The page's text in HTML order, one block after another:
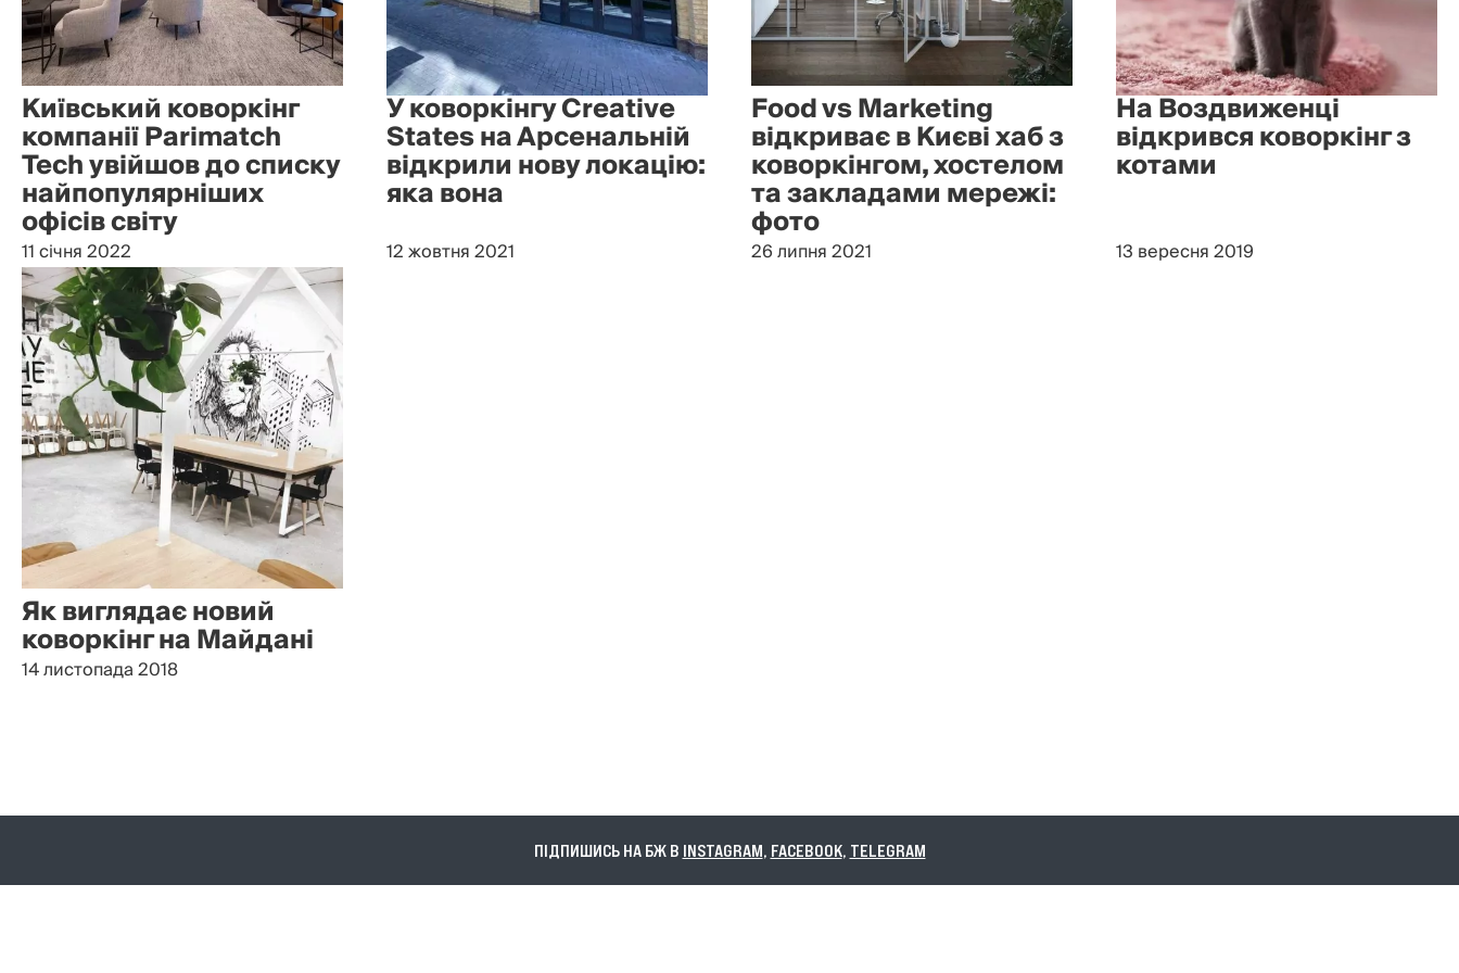
Київський коворкінг
компанії Parimatch
Tech увійшов до списку
найпопулярніших
офісів світу
11 січня 2022
У коворкінгу Creative
States на Арсенальній
відкрили нову локацію:
яка вона
12 жовтня 2021
Food vs Marketing
відкриває в Києві хаб з
коворкінгом, хостелом
та закладами мережі:
фото
26 липня 2021
На Воздвиженці
відкрився коворкінг з
котами
13 вересня 2019
Як виглядає новий
коворкінг на Майдані
14 листопада 2018
ПІДПИШИСЬ НА БЖ В INSTAGRAM, FACEBOOK, TELEGRAM